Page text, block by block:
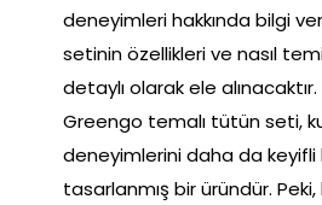
deneyimleri hakkında bilgi
setinin özellikleri ve nasıl
detaylı olarak ele
Greengo temalı tütün seti,
deneyimlerini daha da
tasarlanmış bir üründür.